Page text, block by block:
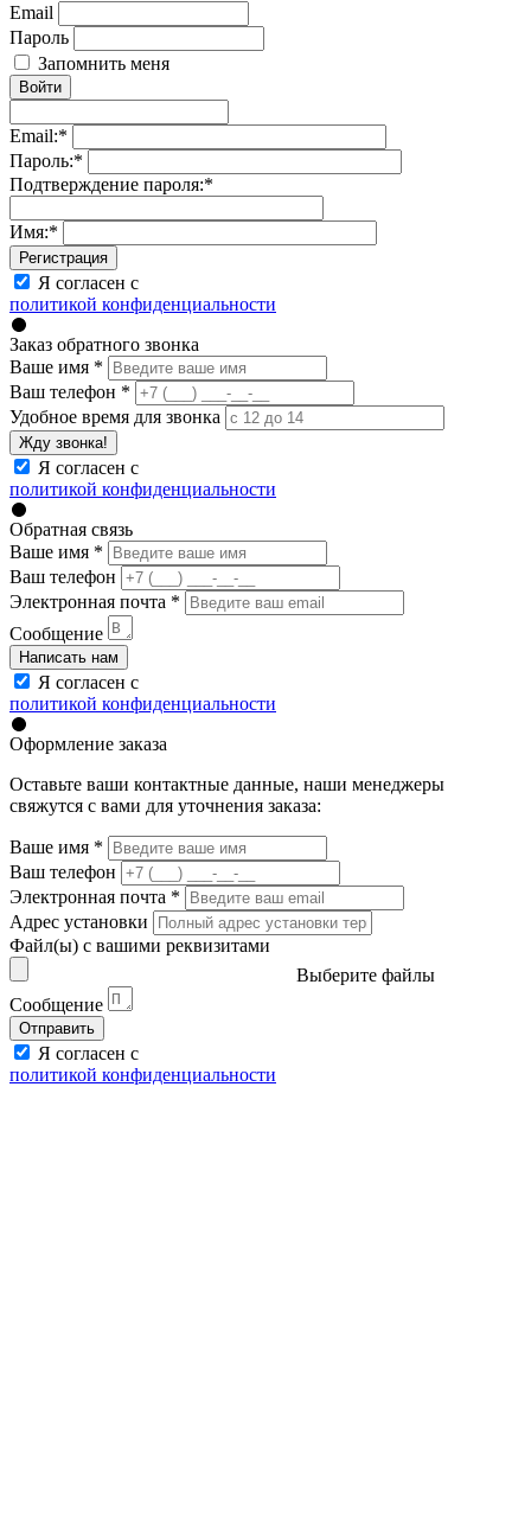
Email
Пароль
Запомнить меня
Войти
Email:*
Пароль:*
Подтверждение пароля:*
Имя:*
Регистрация
Я согласен с
политикой конфиденциальности
Заказ обратного звонка
Ваше имя *
Ваш телефон *
Удобное время для звонка
Жду звонка!
Я согласен с
политикой конфиденциальности
Обратная связь
Ваше имя *
Ваш телефон
Электронная почта *
Сообщение
Написать нам
Я согласен с
политикой конфиденциальности
Оформление заказа
Оставьте ваши контактные данные, наши менеджеры
свяжутся с вами для уточнения заказа:
Ваше имя *
Ваш телефон
Электронная почта *
Адрес установки
Файл(ы) с вашими реквизитами
Выберите файлы
Сообщение
Отправить
Я согласен с
политикой конфиденциальности